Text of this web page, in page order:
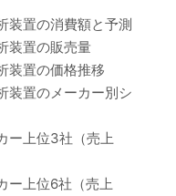
装置の消費額と予測
装置の販売量
装置の価格推移
装置のメーカー別シ
ー上位3社（売上
ー上位6社（売上